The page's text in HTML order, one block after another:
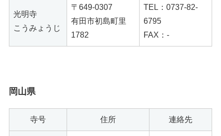
光明寺
こうみょうじ
〒649-0307
有田市初島町里
1782
TEL：0737-82-
6795
FAX：-
岡山県
寺号 住所 連絡先